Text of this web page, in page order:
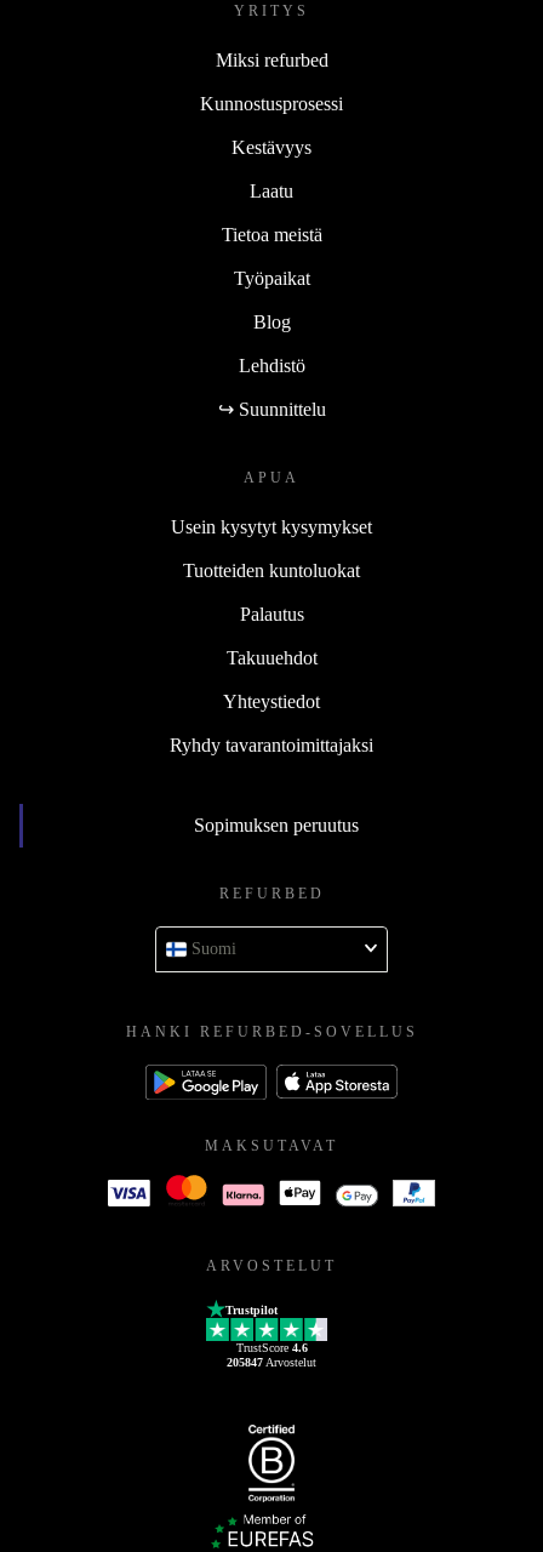
YRITYS
Miksi refurbed
Kunnostusprosessi
Kestävyys
Laatu
Tietoa meistä
Työpaikat
Blog
Lehdistö
↪ Suunnittelu
APUA
Usein kysytyt kysymykset
Tuotteiden kuntoluokat
Palautus
Takuuehdot
Yhteystiedot
Ryhdy tavarantoimittajaksi
Sopimuksen peruutus
REFURBED
Suomi
HANKI REFURBED-SOVELLUS
MAKSUTAVAT
ARVOSTELUT
Trustpilot
TrustScore 4.6
205847 Arvostelut